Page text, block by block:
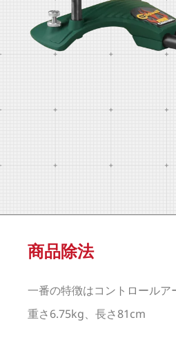
商品除法
一番の特徴はコントロールア
重さ6.75kg、長さ81cm